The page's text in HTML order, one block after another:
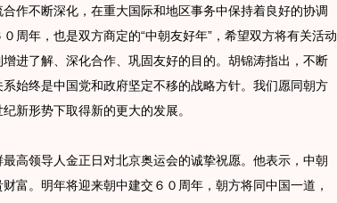
作不断深化，在重大国际和地区事务中保持着良好的协调
周年，也是双方商定的“中朝友好年”，希望双方将有关活动
进了解、深化合作、巩固友好的目的。胡锦涛指出，不断
始终是中国党和政府坚定不移的战略方针。我们愿同朝方
新形势下取得新的更大的发展。
领导人金正日对北京奥运会的诚挚祝愿。他表示，中朝
富。明年将迎来朝中建交６０周年，朝方将同中国一道，